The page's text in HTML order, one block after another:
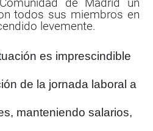
de Madrid un
todos sus miembros en
levemente.
es imprescindible
de la jornada laboral a
manteniendo salarios,